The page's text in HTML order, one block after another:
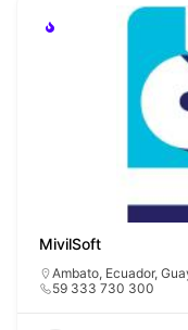
MivilSoft
Ambato, Ecuador,
59 333 730 300